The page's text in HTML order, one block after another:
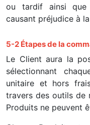
ou tardif ainsi que
causant préjudice à
5-2 Étapes de la
Le Client aura la
sélectionnant
unitaire et hors
travers des outils de
Produits ne peuvent